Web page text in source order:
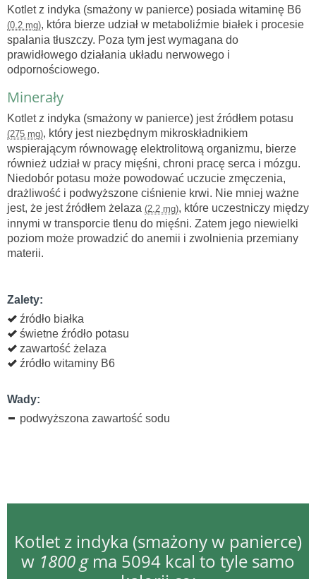
Kotlet z indyka (smażony w panierce) posiada witaminę B6
(0.2 mg), która bierze udział w metaboliźmie białek i procesie
spalania tłuszczy. Poza tym jest wymagana do
prawidłowego działania układu nerwowego i
odpornościowego.
Minerały
Kotlet z indyka (smażony w panierce) jest źródłem potasu
(275 mg), który jest niezbędnym mikroskładnikiem
wspierającym równowagę elektrolitową organizmu, bierze
również udział w pracy mięśni, chroni pracę serca i mózgu.
Niedobór potasu może powodować uczucie zmęczenia,
drażliwość i podwyższone ciśnienie krwi. Nie mniej ważne
jest, że jest źródłem żelaza (2.2 mg), które uczestniczy między
innymi w transporcie tlenu do mięśni. Zatem jego niewielki
poziom może prowadzić do anemii i zwolnienia przemiany
materii.
Zalety:
źródło białka
świetne źródło potasu
zawartość żelaza
źródło witaminy B6
Wady:
podwyższona zawartość sodu
Kotlet z indyka (smażony w panierce)
w 1800 gma 5094 kcal to tyle samo